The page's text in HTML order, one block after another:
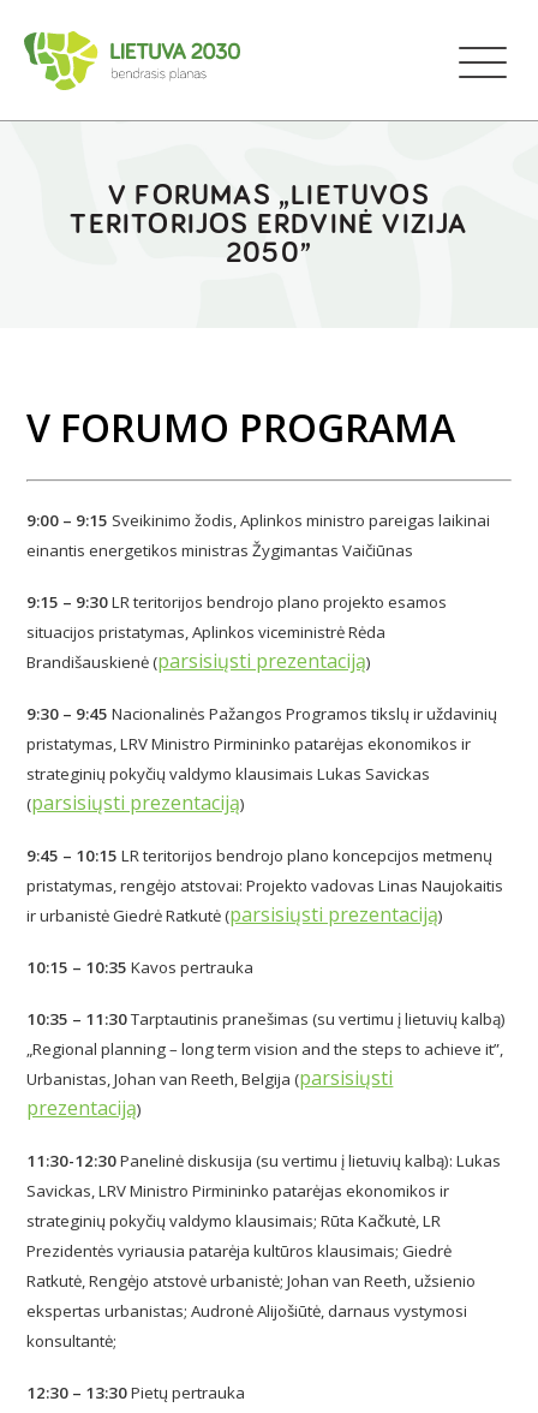
V FORUMAS „LIETUVOS
TERITORIJOS ERDVINĖ VIZIJA
2050”
V FORUMO PROGRAMA
9:00 – 9:15 Sveikinimo žodis, Aplinkos ministro pareigas laikinai
einantis energetikos ministras Žygimantas Vaičiūnas
9:15 – 9:30LR teritorijos bendrojo plano projekto esamos
situacijos pristatymas, Aplinkos viceministrė Rėda
Brandišauskienė (parsisiųsti prezentaciją)
9:30 – 9:45 Nacionalinės Pažangos Programos tikslų ir uždavinių
pristatymas, LRV Ministro Pirmininko patarėjas ekonomikos ir
strateginių pokyčių valdymo klausimais Lukas Savickas
(parsisiųsti prezentaciją)
9:45 – 10:15 LR teritorijos bendrojo plano koncepcijos metmenų
pristatymas, rengėjo atstovai: Projekto vadovas Linas Naujokaitis
ir urbanistė Giedrė Ratkutė (parsisiųsti prezentaciją)
10:15 – 10:35 Kavos pertrauka
10:35 – 11:30Tarptautinis pranešimas (su vertimu į lietuvių kalbą)
„Regional planning – long term vision and the steps to achieve it”,
Urbanistas, Johan van Reeth, Belgija (parsisiųsti
prezentaciją)
11:30-12:30Panelinė diskusija (su vertimu į lietuvių kalbą): Lukas
Savickas, LRV Ministro Pirmininko patarėjas ekonomikos ir
strateginių pokyčių valdymo klausimais; Rūta Kačkutė, LR
Prezidentės vyriausia patarėja kultūros klausimais; Giedrė
Ratkutė, Rengėjo atstovė urbanistė; Johan van Reeth, užsienio
ekspertas urbanistas; Audronė Alijošiūtė, darnaus vystymosi
konsultantė;
12:30 – 13:30Pietų pertrauka